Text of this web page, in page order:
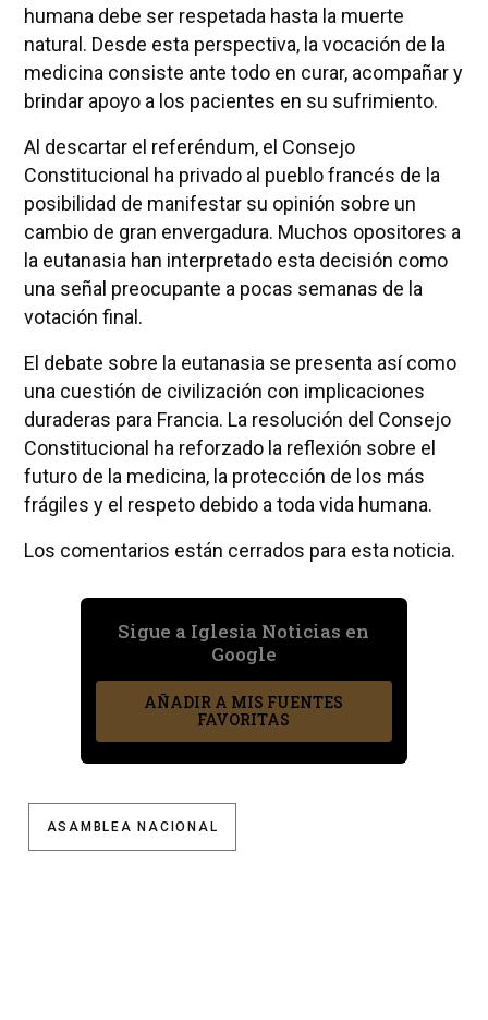
humana debe ser respetada hasta la muerte
natural. Desde esta perspectiva, la vocación de la
medicina consiste ante todo en curar, acompañar y
brindar apoyo a los pacientes en su sufrimiento.
Al descartar el referéndum, el Consejo
Constitucional ha privado al pueblo francés de la
posibilidad de manifestar su opinión sobre un
cambio de gran envergadura. Muchos opositores a
la eutanasia han interpretado esta decisión como
una señal preocupante a pocas semanas de la
votación final.
El debate sobre la eutanasia se presenta así como
una cuestión de civilización con implicaciones
duraderas para Francia. La resolución del Consejo
Constitucional ha reforzado la reflexión sobre el
futuro de la medicina, la protección de los más
frágiles y el respeto debido a toda vida humana.
Los comentarios están cerrados para esta noticia.
Sigue a Iglesia Noticias en
Google
AÑADIR A MIS FUENTES
FAVORITAS
ASAMBLEA NACIONAL